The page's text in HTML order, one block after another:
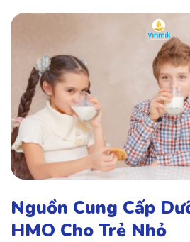
Nguồn Cung Cấp
HMO Cho Trẻ Nhỏ